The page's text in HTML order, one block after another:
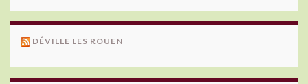
DÉVILLE LES ROUEN